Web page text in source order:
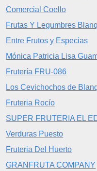
Comercial Coello
Frutas Y Legumbres
Entre Frutos y Especias
Mónica Patricia Lisa
Frutería FRU-086
Los Cevichochos de
Fruteria Rocío
SUPER FRUTERIA EL
Verduras Puesto
Fruteria Del Huerto
GRANFRUTA COMPANY